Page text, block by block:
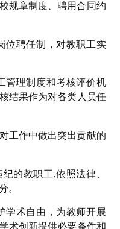
规章制度、聘用合同约
位聘任制，对教职工实
管理制度和考核评价机
结果作为对各类人员任
工作中做出突出贡献的
的教职工,依照法律、
。
学术自由，为教师开展
术创新提供必要条件和